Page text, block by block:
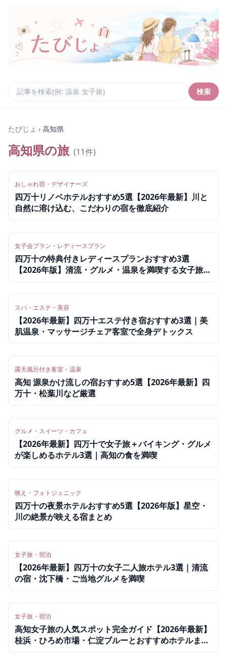
検索
たびじょ › 高知県
高知県の旅 (11件)
おしゃれ宿・デザイナーズ
四万十リノベホテルおすすめ5選【2026年最新】川と
自然に溶け込む、こだわりの宿を徹底紹介
女子会プラン・レディースプラン
四万十の特典付きレディースプランおすすめ3選
【2026年版】清流・グルメ・温泉を満喫する女子旅ガ
イド
スパ・エステ・美容
【2026年最新】四万十エステ付き宿おすすめ3選｜美
肌温泉・マッサージチェア客室で全身デトックス
露天風呂付き客室・温泉
高知 源泉かけ流しの宿おすすめ5選【2026年最新】四
万十・松葉川など厳選
グルメ・スイーツ・カフェ
【2026年最新】四万十で女子旅＋バイキング・グルメ
が楽しめるホテル3選｜高知の食を満喫
映え・フォトジェニック
四万十の夜景ホテルおすすめ5選【2026年版】星空・
川の絶景が映える宿まとめ
女子旅・宿泊
【2026年最新】四万十の女子二人旅ホテル3選｜清流
の宿・沈下橋・ご当地グルメを満喫
女子旅・宿泊
高知女子旅の人気スポット完全ガイド【2026年最新】
桂浜・ひろめ市場・仁淀ブルーとおすすめホテルまと
め